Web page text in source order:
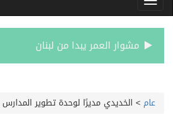
مشوار العمر يبدا من لبنان
عام > الخديدي مديرًا لوحدة تطوير